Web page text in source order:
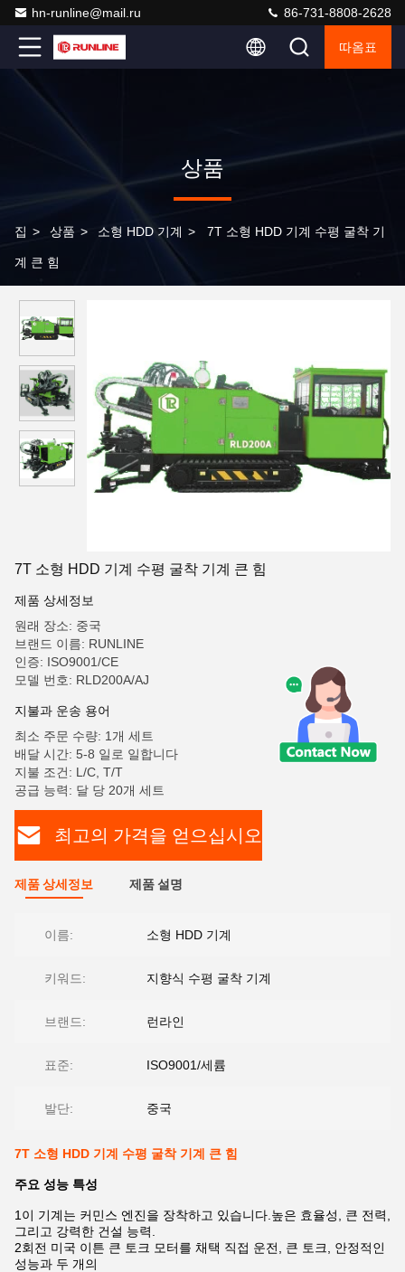
hn-runline@mail.ru 86-731-8808-2628
따옴표
상품
집 > 상품 > 소형 HDD 기계 > 7T 소형 HDD 기계 수평 굴착 기
계 큰 힘
7T 소형 HDD 기계 수평 굴착 기계 큰 힘
제품 상세정보
원래 장소: 중국
브랜드 이름: RUNLINE
인증: ISO9001/CE
모델 번호: RLD200A/AJ
지불과 운송 용어
최소 주문 수량: 1개 세트
배달 시간: 5-8 일로 일합니다
지불 조건: L/C, T/T
공급 능력: 달 당 20개 세트
최고의 가격을 얻으십시오
제품 상세정보 제품 설명
이름: 소형 HDD 기계
키워드: 지향식 수평 굴착 기계
브랜드: 런라인
표준: ISO9001/세륨
발단: 중국
7T 소형 HDD 기계 수평 굴착 기계 큰 힘
주요 성능 특성
1이 기계는 커민스 엔진을 장착하고 있습니다. 높은 효율성, 큰 전력,
그리고 강력한 건설 능력.
2회전 미국 이튼 큰 토크 모터를 채택 직접 운전, 큰 토크, 안정적인
성능과 두 개의